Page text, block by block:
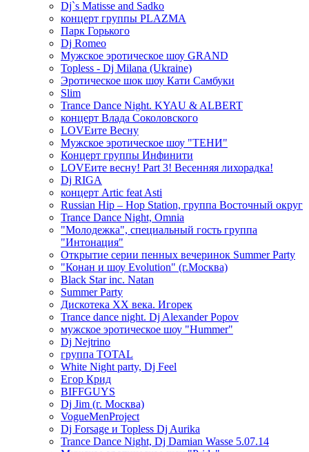
Dj`s Matisse and Sadko
концерт группы PLAZMA
Парк Горького
Dj Romeo
Мужское эротическое шоу GRAND
Topless - Dj Milana (Ukraine)
Эротическое шок шоу Кати Самбуки
Slim
Trance Dance Night. KYAU & ALBERT
концерт Влада Соколовского
LOVEите Весну
Мужское эротическое шоу "ТЕНИ"
Концерт группы Инфинити
LOVEите весну! Part 3! Весенняя лихорадка!
Dj RIGA
концерт Artic feat Asti
Russian Hip – Hop Station, группа Восточный округ
Trance Dance Night, Omnia
"Молодежка", специальный гость группа
"Интонация"
Открытие серии пенных вечеринок Summer Party
"Конан и шоу Evolution" (г.Москва)
Black Star inc. Natan
Summer Party
Дискотека ХХ века. Игорек
Trance dance night. Dj Alexander Popov
мужское эротическое шоу "Hummer"
Dj Nejtrino
группа TOTAL
White Night party, Dj Feel
Егор Крид
BIFFGUYS
Dj Jim (г. Москва)
VogueMenProject
Dj Forsage и Topless Dj Aurika
Trance Dance Night, Dj Damian Wasse 5.07.14